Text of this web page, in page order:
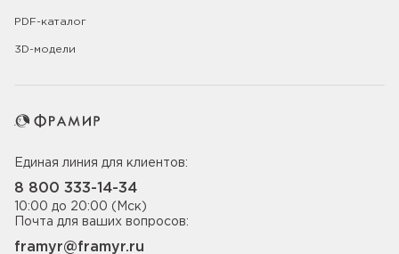
PDF-каталог
3D-модели
Единая линия для клиентов:
8 800 333-14-34
10:00 до 20:00 (Мск)
Почта для ваших вопросов:
framyr@framyr.ru